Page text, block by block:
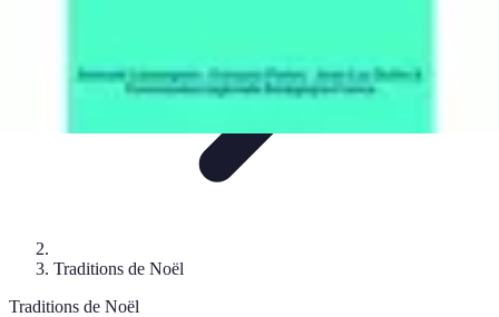
Traditions de Noël
Traditions de Noël